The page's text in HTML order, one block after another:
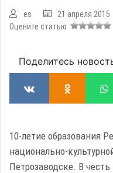
es 21 апреля 2015
Оцените статью
Поделитесь
10-летие образования
национально-
Петрозаводске. В